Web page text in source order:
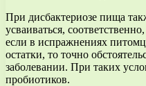
При дисбактериозе пища
усваиваться,
если в испражнениях
остатки, то точно
заболевании. При таких
пробиотиков.